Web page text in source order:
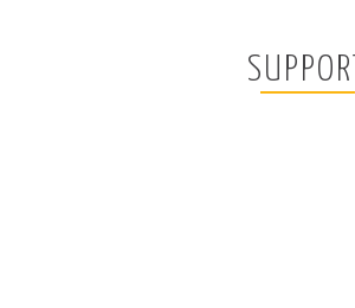
SUPPORT